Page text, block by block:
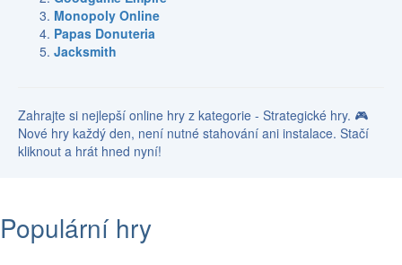
Monopoly Online
Papas Donuteria
Jacksmith
Zahrajte si nejlepší online hry z kategorie - Strategické hry. 🎮
Nové hry každý den, není nutné stahování ani instalace. Stačí
kliknout a hrát hned nyní!
Populární hry